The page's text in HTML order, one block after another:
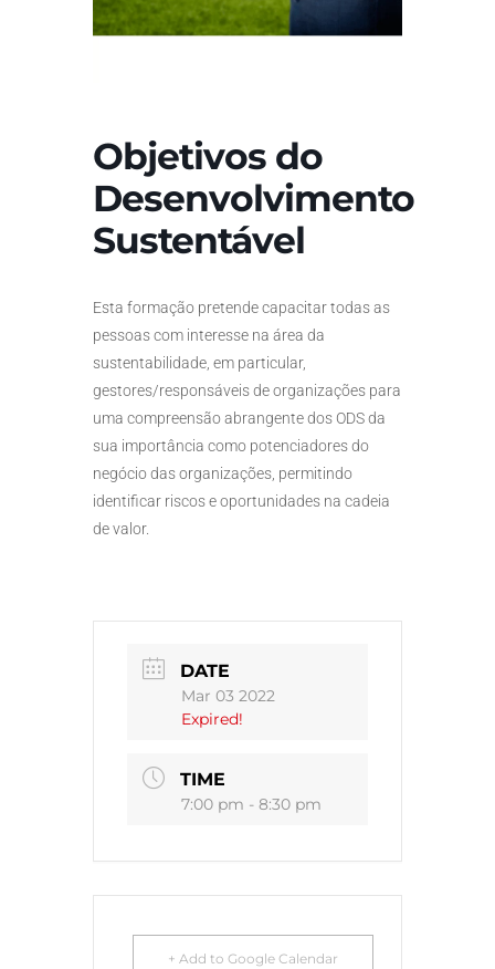
Objetivos do
Desenvolvimento
Sustentável
Esta formação pretende capacitar todas as
pessoas com interesse na área da
sustentabilidade, em particular,
gestores/responsáveis de organizações para
uma compreensão abrangente dos ODS da
sua importância como potenciadores do
negócio das organizações, permitindo
identificar riscos e oportunidades na cadeia
de valor.
DATE
Mar 03 2022
Expired!
TIME
7:00 pm - 8:30 pm
+ Add to Google Calendar